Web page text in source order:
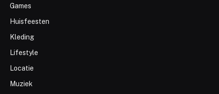
Games
Huisfeesten
Kleding
Lifestyle
Locatie
Muziek